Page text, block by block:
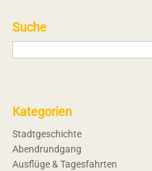
Suche
Kategorien
Stadtgeschichte
Abendrundgang
Ausflüge & Tagesfahrten